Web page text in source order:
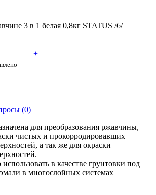
3 в 1 белая 0,8кг STATUS /6/
+
(0)
для преобразования ржавчины,
чистых и прокорродировавших
а так же для окраски
в качестве грунтовки под
в многослойных системах